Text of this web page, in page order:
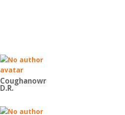
Coughanowr
D.R.